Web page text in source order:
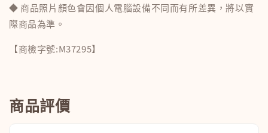
◆ 商品照片顏色會因個人電腦設備不同而有所差異，將以實
際商品為準。
【商檢字號:M37295】
商品評價